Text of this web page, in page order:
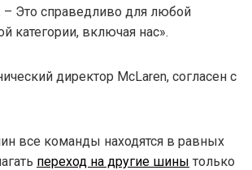
– Это справедливо для любой
категории, включая нас».
директор McLaren, согласен с
все команды находятся в равных
переход на другие шины только